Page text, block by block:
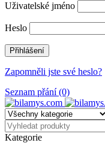
Uživatelské jméno
Heslo
Zapomněli jste své heslo?
Seznam přání (0)
Kategorie